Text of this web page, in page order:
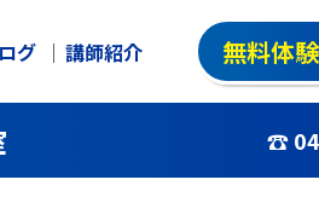
グ 講師紹介 無料体験
☎